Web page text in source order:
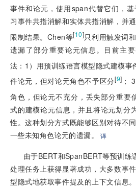
事件和论元，使用span代替它们，
习事件共指消解和实体共指消解，并
限制结果。Chen等[10]只利用触发词
遗漏了部分重要论元信息。目前主
法：1）用预训练语言模型隐式建模事
件论元，但对论元角色不予区分[9] ；
角色，但论元不充分，丢失部分重要
式的建模论元信息，并且将论元划分
性。这种划分方式既能够区别对待不
一些未知角色论元的遗漏。
译
由于BERT和SpanBERT等预训练
处理任务上获得显著成功，大多数事
型隐式地获取事件提及的上下文信息